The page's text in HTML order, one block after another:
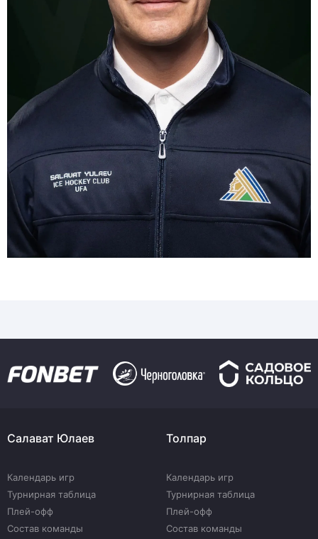
Салават Юлаев
Календарь игр
Турнирная таблица
Плей-офф
Состав команды
Толпар
Календарь игр
Турнирная таблица
Плей-офф
Состав команды